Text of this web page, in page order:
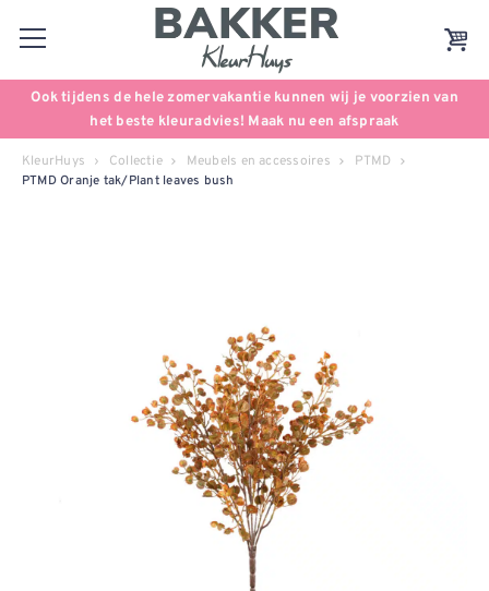
Ook tijdens de hele zomervakantie kunnen wij je voorzien van
het beste kleuradvies! Maak nu een afspraak
KleurHuys Collectie Meubels en accessoires PTMD
PTMD Oranje tak/Plant leaves bush